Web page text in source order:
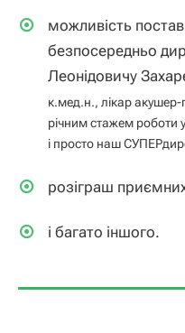
можливість
безпосередньо
Леонідовичу
к.мед.н., лікар акушер-
річним стажем роботи
і просто наш
розіграш
і багато іншого.